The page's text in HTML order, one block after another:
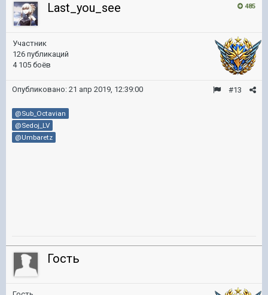
485
Last_you_see
Участник
126 публикаций
4 105 боёв
#13
Опубликовано: 21 апр 2019, 12:39:00
@Sub_Octavian
@Sedoj_LV
@Umbaretz
Гость